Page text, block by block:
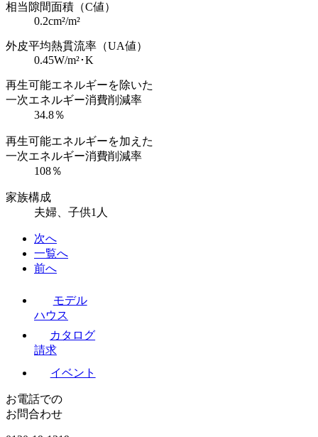
相当隙間面積（C値）
0.2cm²/m²
外皮平均熱貫流率（UA値）
0.45W/m²･K
再生可能エネルギーを除いた
一次エネルギー消費削減率
34.8％
再生可能エネルギーを加えた
一次エネルギー消費削減率
108％
家族構成
夫婦、子供1人
次へ
一覧へ
前へ
モデル
ハウス
カタログ
請求
イベント
お電話での
お問合わせ